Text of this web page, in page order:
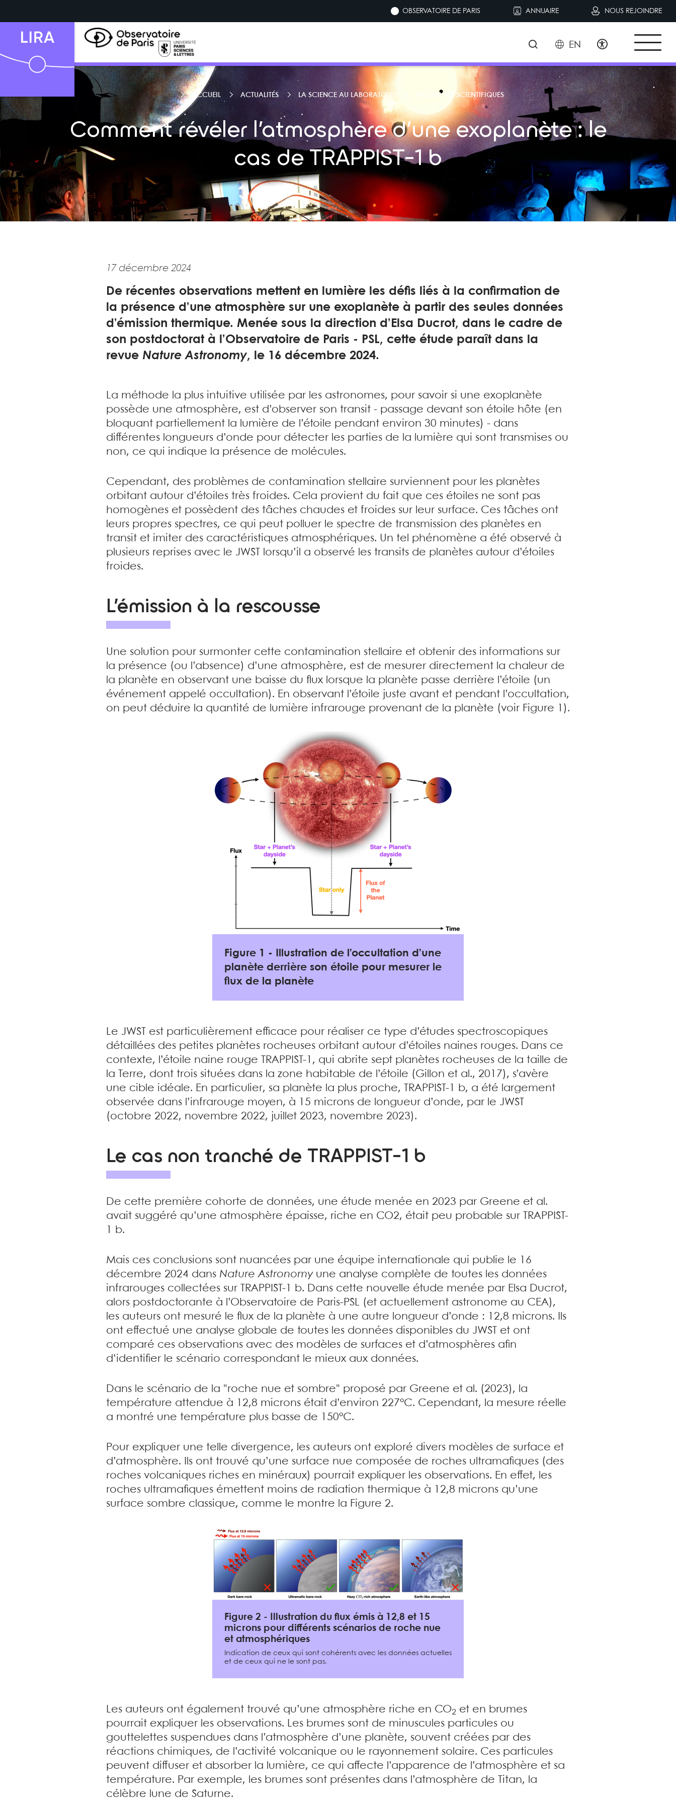
OBSERVATOIRE DE PARIS ANNUAIRE NOUS REJOINDRE
EN
ACCUEIL ACTUALITÉS LA SCIENCE AU LABORATOIRE ACTUALITÉS SCIENTIFIQUES
Comment révéler l’atmosphère d’une exoplanète : le
cas de TRAPPIST-1 b
17 décembre 2024
De récentes observations mettent en lumière les défis liés à la confirmation de
la présence d’une atmosphère sur une exoplanète à partir des seules données
d’émission thermique. Menée sous la direction d’Elsa Ducrot, dans le cadre de
son postdoctorat à l’Observatoire de Paris - PSL, cette étude paraît dans la
revue Nature Astronomy, le 16 décembre 2024.
La méthode la plus intuitive utilisée par les astronomes, pour savoir si une exoplanète
possède une atmosphère, est d’observer son transit - passage devant son étoile hôte (en
bloquant partiellement la lumière de l’étoile pendant environ 30 minutes) - dans
différentes longueurs d’onde pour détecter les parties de la lumière qui sont transmises ou
non, ce qui indique la présence de molécules.
Cependant, des problèmes de contamination stellaire surviennent pour les planètes
orbitant autour d’étoiles très froides. Cela provient du fait que ces étoiles ne sont pas
homogènes et possèdent des tâches chaudes et froides sur leur surface. Ces tâches ont
leurs propres spectres, ce qui peut polluer le spectre de transmission des planètes en
transit et imiter des caractéristiques atmosphériques. Un tel phénomène a été observé à
plusieurs reprises avec le JWST lorsqu’il a observé les transits de planètes autour d’étoiles
froides.
L’émission à la rescousse
Une solution pour surmonter cette contamination stellaire et obtenir des informations sur
la présence (ou l’absence) d’une atmosphère, est de mesurer directement la chaleur de
la planète en observant une baisse du flux lorsque la planète passe derrière l’étoile (un
événement appelé occultation). En observant l’étoile juste avant et pendant l’occultation,
on peut déduire la quantité de lumière infrarouge provenant de la planète (voir Figure 1).
Figure 1 - Illustration de l’occultation d’une
planète derrière son étoile pour mesurer le
flux de la planète
Le JWST est particulièrement efficace pour réaliser ce type d’études spectroscopiques
détaillées des petites planètes rocheuses orbitant autour d’étoiles naines rouges. Dans ce
contexte, l’étoile naine rouge TRAPPIST-1, qui abrite sept planètes rocheuses de la taille de
la Terre, dont trois situées dans la zone habitable de l’étoile (Gillon et al., 2017), s’avère
une cible idéale. En particulier, sa planète la plus proche, TRAPPIST-1 b, a été largement
observée dans l’infrarouge moyen, à 15 microns de longueur d’onde, par le JWST
(octobre 2022, novembre 2022, juillet 2023, novembre 2023).
Le cas non tranché de TRAPPIST-1 b
De cette première cohorte de données, une étude menée en 2023 par Greene et al.
avait suggéré qu’une atmosphère épaisse, riche en CO2, était peu probable sur TRAPPIST-
1 b.
Mais ces conclusions sont nuancées par une équipe internationale qui publie le 16
décembre 2024 dans Nature Astronomyune analyse complète de toutes les données
infrarouges collectées sur TRAPPIST-1 b. Dans cette nouvelle étude menée par Elsa Ducrot,
alors postdoctorante à l’Observatoire de Paris-PSL (et actuellement astronome au CEA),
les auteurs ont mesuré le flux de la planète à une autre longueur d’onde : 12,8 microns. Ils
ont effectué une analyse globale de toutes les données disponibles du JWST et ont
comparé ces observations avec des modèles de surfaces et d’atmosphères afin
d’identifier le scénario correspondant le mieux aux données.
Dans le scénario de la "roche nue et sombre" proposé par Greene et al. (2023), la
température attendue à 12,8 microns était d’environ 227°C. Cependant, la mesure réelle
a montré une température plus basse de 150°C.
Pour expliquer une telle divergence, les auteurs ont exploré divers modèles de surface et
d’atmosphère. Ils ont trouvé qu’une surface nue composée de roches ultramafiques (des
roches volcaniques riches en minéraux) pourrait expliquer les observations. En effet, les
roches ultramafiques émettent moins de radiation thermique à 12,8 microns qu’une
surface sombre classique, comme le montre la Figure 2.
Figure 2 - Illustration du flux émis à 12,8 et 15
microns pour différents scénarios de roche nue
et atmosphériques
Indication de ceux qui sont cohérents avec les données actuelles
et de ceux qui ne le sont pas.
Les auteurs ont également trouvé qu’une atmosphère riche en CO2 et en brumes
pourrait expliquer les observations. Les brumes sont de minuscules particules ou
gouttelettes suspendues dans l’atmosphère d’une planète, souvent créées par des
réactions chimiques, de l’activité volcanique ou le rayonnement solaire. Ces particules
peuvent diffuser et absorber la lumière, ce qui affecte l’apparence de l’atmosphère et sa
température. Par exemple, les brumes sont présentes dans l’atmosphère de Titan, la
célèbre lune de Saturne.